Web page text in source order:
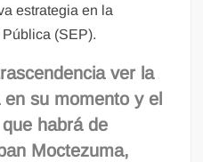
estrategia en la
(SEP).
ver la
su momento y el
habrá de
Moctezuma,